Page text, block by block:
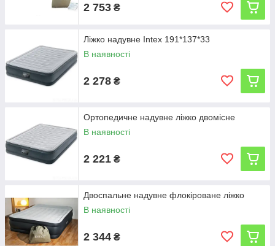
2 753 ₴
Ліжко надувне Intex 191*137*33
В наявності
2 278 ₴
Ортопедичне надувне ліжко двомісне
В наявності
2 221 ₴
Двоспальне надувне флокіроване ліжко
В наявності
2 344 ₴